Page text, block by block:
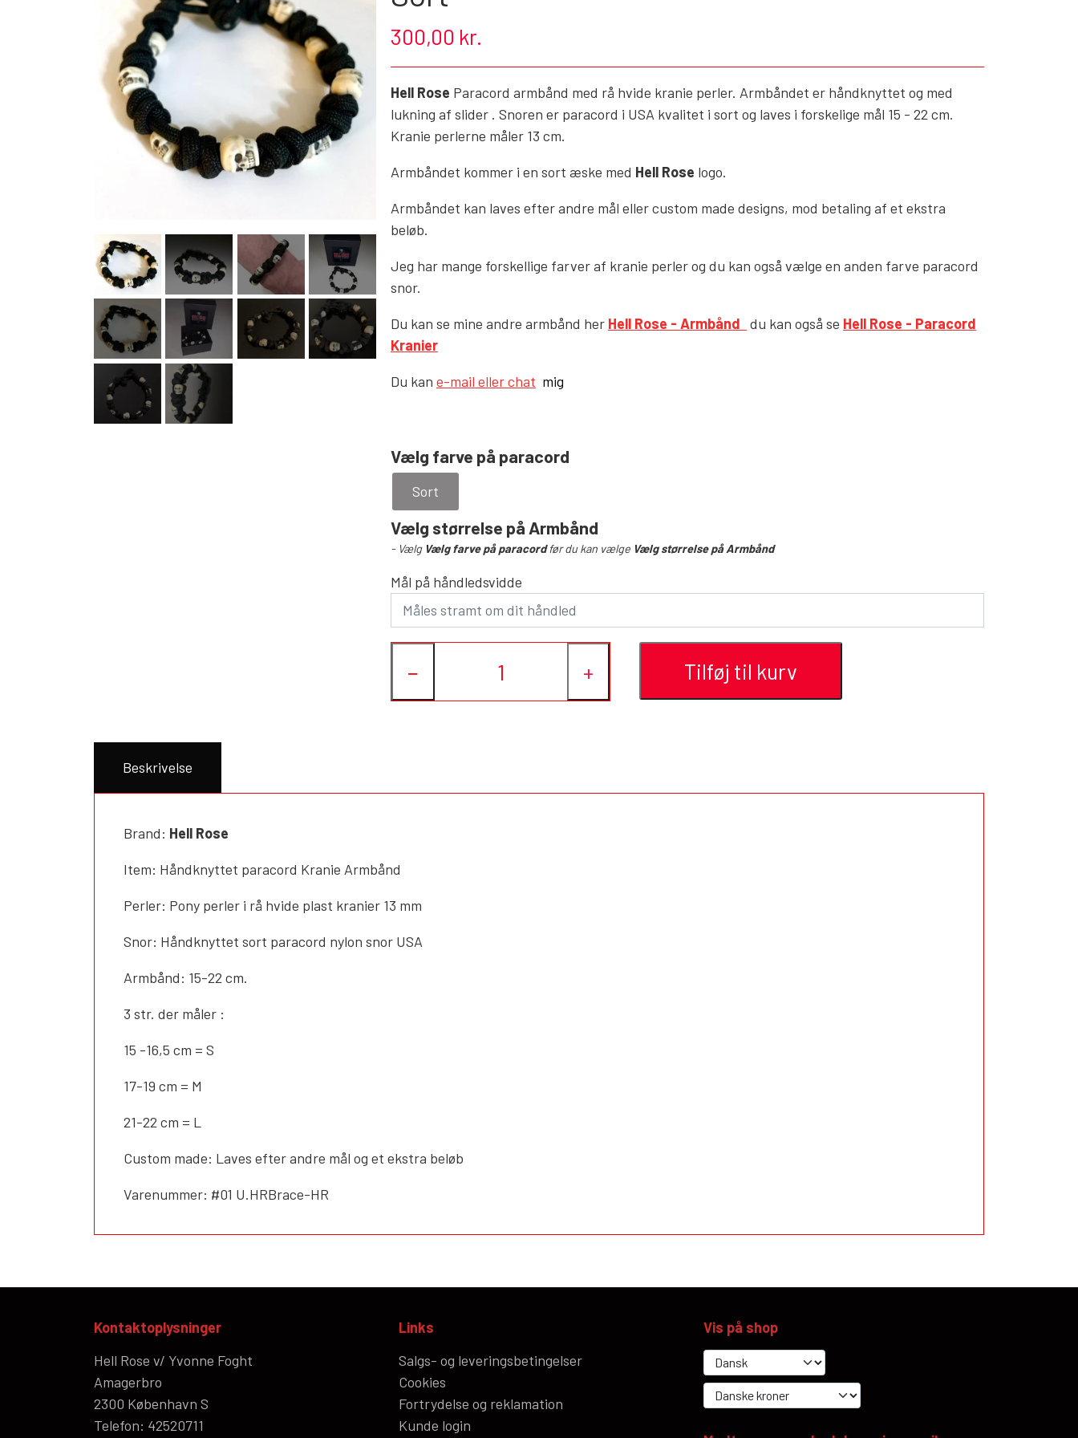
HELL ROSE - UP/RECYCLED
HERRE
DAME
ROCK'N' - ACCESSORIES - BRUGSKUNST - GIFTWARE
TASKER/PUNGE
GOTHIC & FANTASY - BRUGSTING & DECOR
HELL ROSE - KEYHANGERS - NØGLERINGE
HELL ROSE - GAVEKORT
300,00 kr.
Hell Rose Paracord armbånd med rå hvide kranie perler. Armbåndet er håndknyttet og med
lukning af slider . Snoren er paracord i USA kvalitet i sort og laves i forskelige mål 15 - 22 cm.
Kranie perlerne måler 13 cm.
Armbåndet kommer i en sort æske med Hell Rose logo.
Armbåndet kan laves efter andre mål eller custom made designs, mod betaling af et ekstra
beløb.
Jeg har mange forskellige farver af kranie perler og du kan også vælge en anden farve paracord
snor.
Du kan se mine andre armbånd her Hell Rose - Armbånd du kan også se Hell Rose - Paracord
Kranier
Du kan e-mail eller chat mig
Vælg farve på paracord
Sort
Vælg størrelse på Armbånd
- Vælg Vælg farve på paracordfør du kan vælge Vælg størrelse på Armbånd
Mål på håndledsvidde
− + Tilføj til kurv
Beskrivelse
Brand: Hell Rose
Item: Håndknyttet paracord Kranie Armbånd
Perler: Pony perler i rå hvide plast kranier 13 mm
Snor: Håndknyttet sort paracord nylon snor USA
Armbånd: 15-22 cm.
3 str. der måler :
15 -16,5 cm = S
17-19 cm = M
21-22 cm = L
Custom made: Laves efter andre mål og et ekstra beløb
Varenummer: #01 U.HRBrace-HR
Kontaktoplysninger
Hell Rose v/ Yvonne Foght
Amagerbro
2300 København S
Telefon: 42520711
Links
Salgs- og leveringsbetingelser
Cookies
Fortrydelse og reklamation
Kunde login
Vis på shop